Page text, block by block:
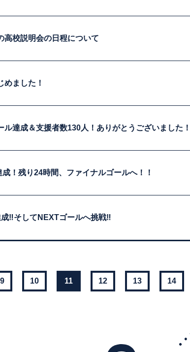
高校説明会の日程について
めました！
ル達成＆支援者数130人！ありがとうございました
成！残り24時間、ファイナルゴールへ！！
‼そしてNEXTゴールへ挑戦‼
9 10 11 12 13 14